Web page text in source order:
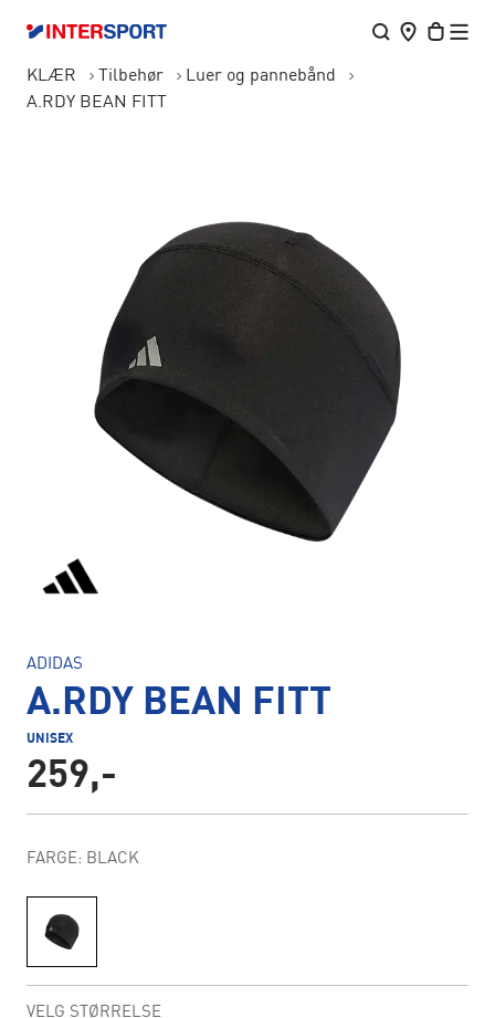
KLÆR Tilbehør
Luer og pannebånd
A.RDY BEAN FITT
ADIDAS
A.RDY BEAN FITT
UNISEX
259,-
FARGE: BLACK
VELG STØRRELSE